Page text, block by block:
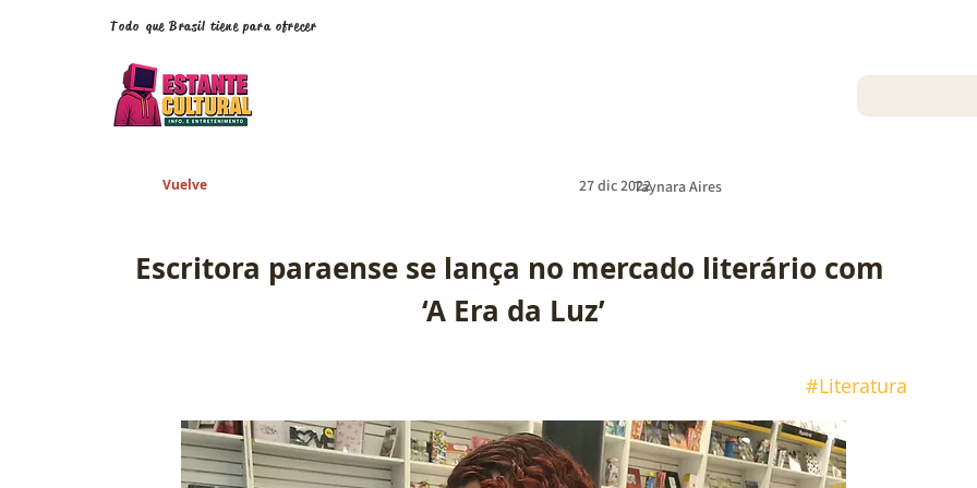
Todo que Brasil tiene para ofrecer
Vuelve 27 dic 2022Taynara Aires
Escritora paraense se lança no mercado literário com
‘A Era da Luz’
#Literatura